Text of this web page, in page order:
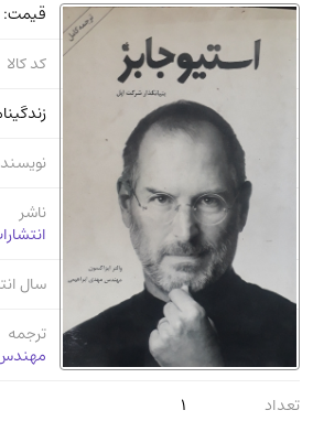
ورزشی و تربیت بدنی
آشپزی و خوراکی(25)
سرگرمی و بازی
(7)
سیاسی(116)
رمان و داستان خارجی
(489)
حقوقی و قانون(47)
کتاب های مصور رنگی و گلاسه
عرفانی و سلوک(45)
الکترونیک
دایره المعارف و فرهنگ
علوم غریبه و شهودی(16)
معماری، عمران و شهرسازی
قیمت:
کد کالا
ناشر
سال
ترجمه
تعداد
1